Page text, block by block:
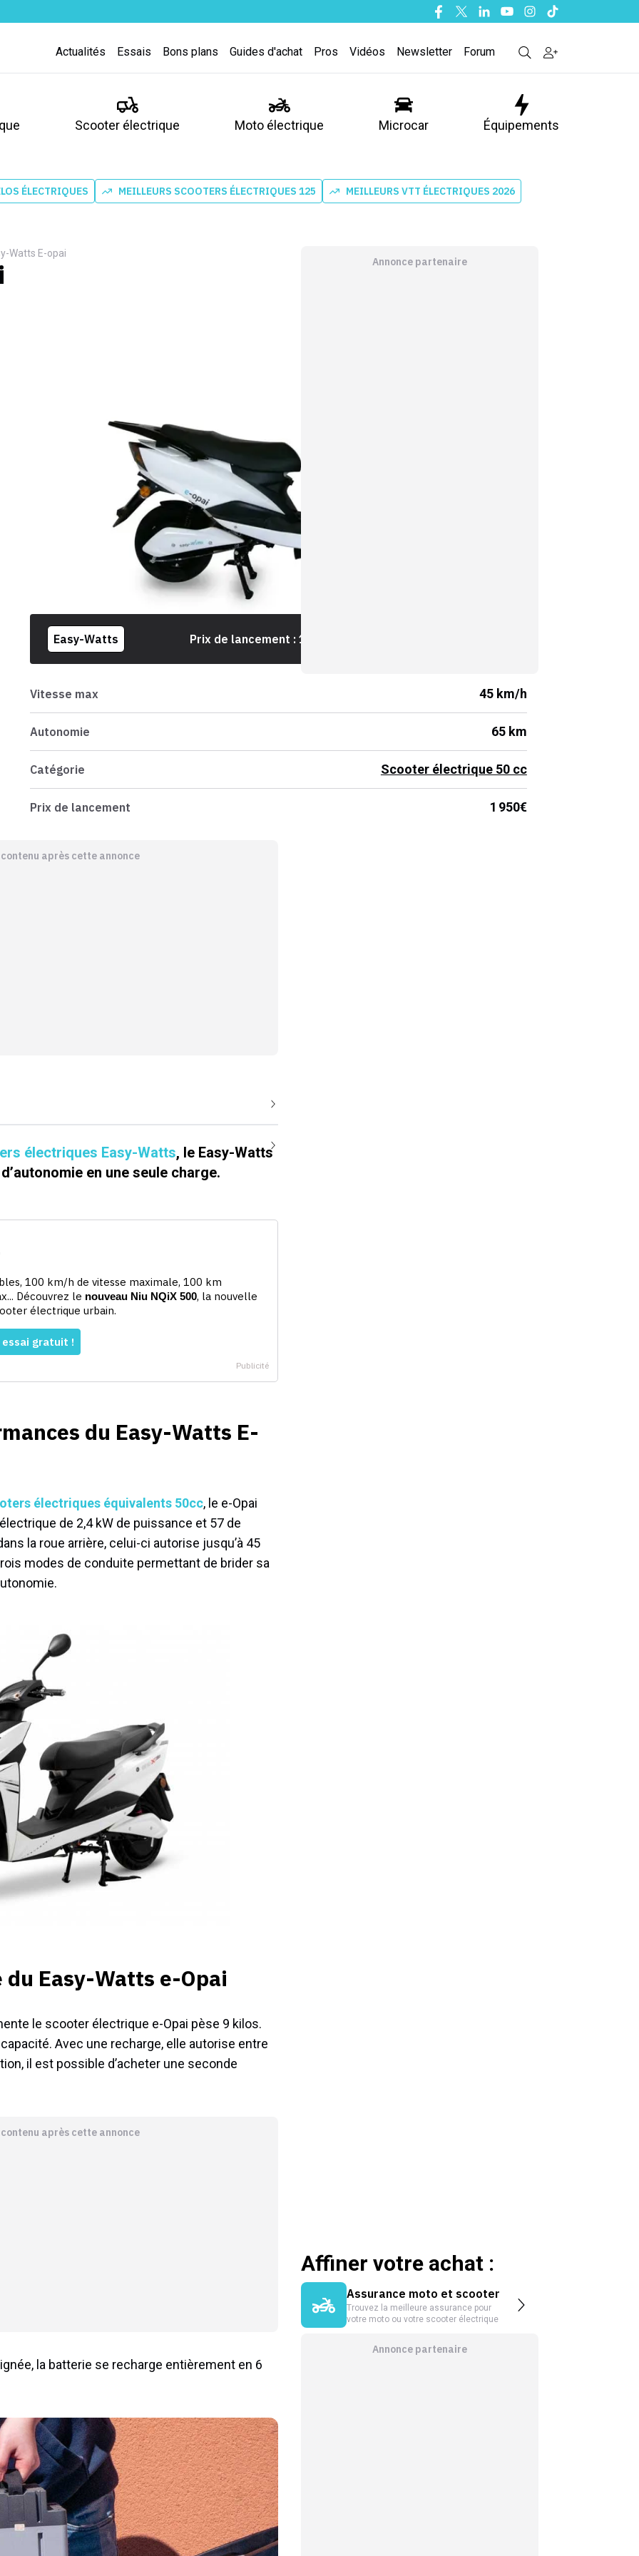
Facebook
TwitterLinkedinYoutubeInstagram
Tiktok
Actualités Essais Bons plans Guides d'achat Pros Vidéos Newsletter Forum
Scooter électrique Moto électrique Microcar Équipements
ÉLECTRIQUES MEILLEURS SCOOTERS ÉLECTRIQUES 125 MEILLEURS VTT ÉLECTRIQUES 2026
Watts E-opai
Easy-Watts Prix de lancement : 1 950
Vitesse max 45 km/h
Autonomie 65 km
Catégorie Scooter électrique 50 cc
Prix de lancement 1 950€
après cette annonce
électriques Easy-Watts, le Easy-Watts
en une seule charge.
du Easy-Watts E-
électriques équivalents 50cc, le e-Opai
de 2,4 kW de puissance et 57 de
la roue arrière, celui-ci autorise jusqu’à 45
modes de conduite permettant de brider sa
Easy-Watts e-Opai
le scooter électrique e-Opai pèse 9 kilos.
Avec une recharge, elle autorise entre
il est possible d’acheter une seconde
après cette annonce
la batterie se recharge entièrement en 6
Annonce partenaire
Affiner votre achat :
Assurance moto et scooter
Trouvez la meilleure assurance pour
votre moto ou votre scooter électrique
Annonce partenaire